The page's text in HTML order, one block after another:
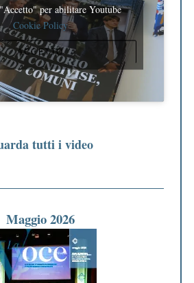
per abilitare Youtube
Cookie Policy
ACCETTO
tutti i video
Maggio 2026